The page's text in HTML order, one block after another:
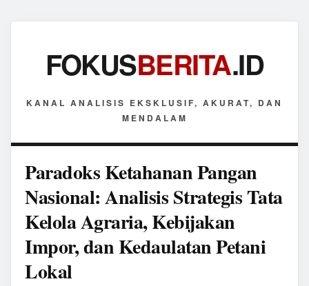
FOKUSBERITA.ID
KANAL ANALISIS EKSKLUSIF, AKURAT, DAN
MENDALAM
Paradoks Ketahanan Pangan
Nasional: Analisis Strategis Tata
Kelola Agraria, Kebijakan
Impor, dan Kedaulatan Petani
Lokal